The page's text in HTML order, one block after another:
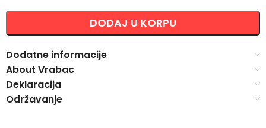
DODAJ U KORPU
Dodatne informacije
About Vrabac
Deklaracija
Održavanje